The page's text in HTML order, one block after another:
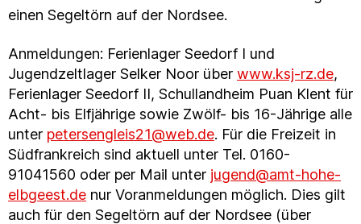
einen Segeltörn auf der Nordsee.
Anmeldungen: Ferienlager Seedorf I und
Jugendzeltlager Selker Noor über www.ksj-rz.de,
Ferienlager Seedorf II, Schullandheim Puan Klent für
Acht- bis Elfjährige sowie Zwölf- bis 16-Jährige alle
unter petersengleis21@web.de. Für die Freizeit in
Südfrankreich sind aktuell unter Tel. 0160-
91041560 oder per Mail unter jugend@amt-hohe-
elbgeest.de nur Voranmeldungen möglich. Dies gilt
auch für den Segeltörn auf der Nordsee (über